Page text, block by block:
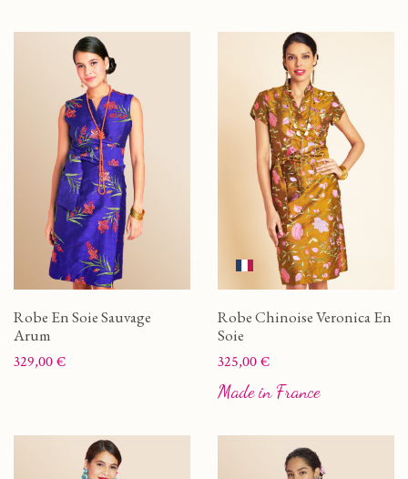
Robe En Soie Sauvage
Arum
Prix
329,00 €
Robe Chinoise Veronica En
Soie
Prix
325,00 €
Made in France